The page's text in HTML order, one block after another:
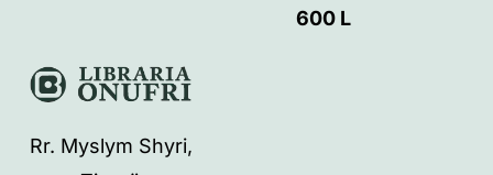
600 L
Rr. Myslym Shyri,